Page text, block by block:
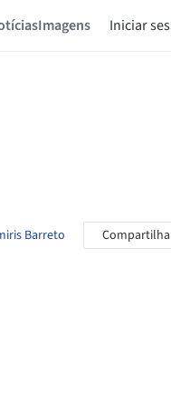
Imagens Iniciar
Barreto